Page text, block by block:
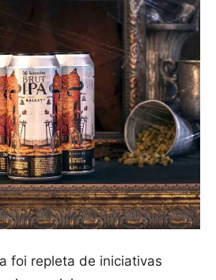
foi repleta de iniciativas